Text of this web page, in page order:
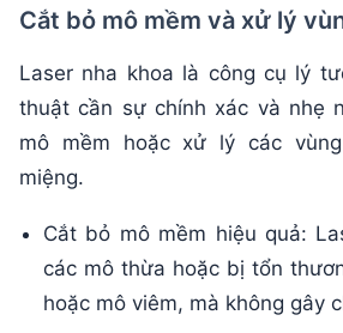
Cắt bỏ mô mềm và xử lý
Laser nha khoa là công cụ lý
thuật cần sự chính xác và nhẹ
mô mềm hoặc xử lý các
miệng.
Cắt bỏ mô mềm hiệu quả:
các mô thừa hoặc bị tổn
hoặc mô viêm, mà không gây